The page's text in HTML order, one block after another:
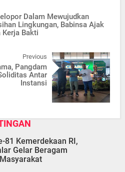
Dalam Mewujudkan
Lingkungan, Babinsa Ajak
Kerja Bakti
Previous
Pangdam
Antar
Instansi
81 Kemerdekaan RI,
Gelar Beragam